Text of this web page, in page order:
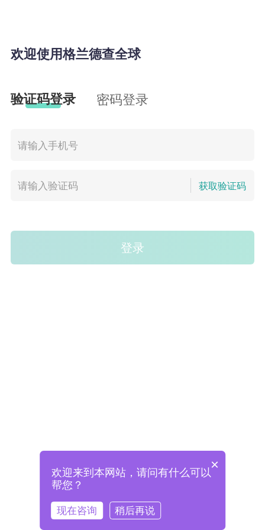
欢迎使用格兰德查全球
验证码登录 密码登录
获取验证码
登录
登录即表示已阅读并同意《格兰德官网用户协议》
×
欢迎来到本网站，请问有什么可以
帮您？
现在咨询 稍后再说